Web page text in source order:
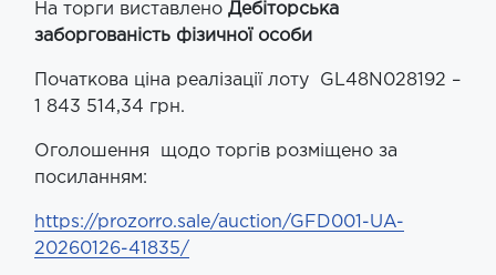
На торги виставлено Дебіторська
заборгованість фізичної особи
Початкова ціна реалізації лоту GL48N028192 –
1 843 514,34 грн.
Оголошення щодо торгів розміщено за
посиланням:
https://prozorro.sale/auction/GFD001-UA-
20260126-41835/